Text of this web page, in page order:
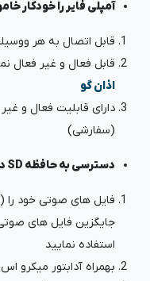
آمپلی فایر را خودکار
قابل اتصال به هر
قابل فعال و غیر فعال
اذان گو
دارای قابلیت فعال و
(سفارشی)
دسترسی به حافظه SD دستگاه
فایل های صوتی خود را (
جایگزین فایل های
استفاده نمایید
بهمراه آدابتور میکرو